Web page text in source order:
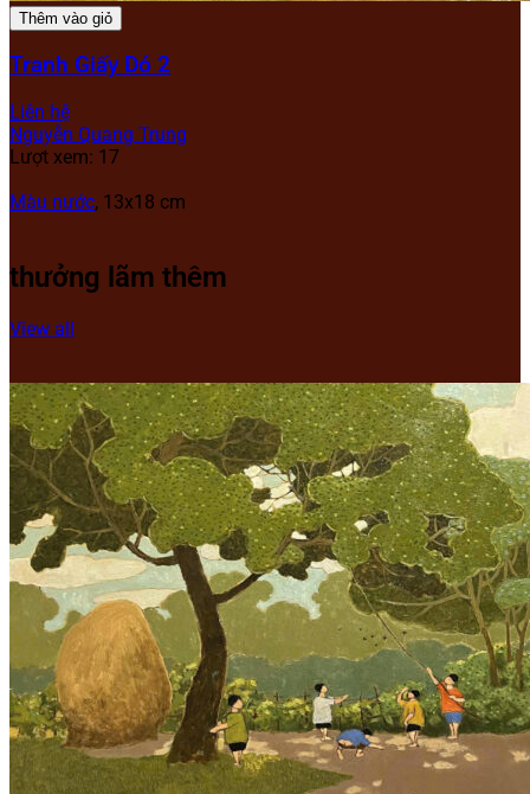
Thêm vào giỏ
Tranh Giấy Dó 2
Liên hệ
Nguyễn Quang Trung
Lượt xem: 17
Màu nước, 13x18 cm
thưởng lãm thêm
View all